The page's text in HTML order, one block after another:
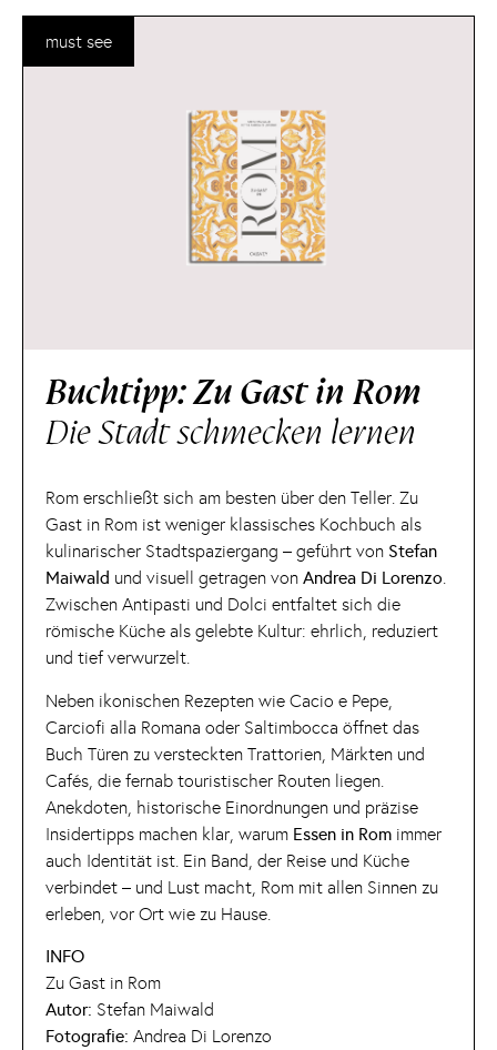
Buchtipp: Zu Gast in Rom
Die Stadt schmecken lernen
Rom erschließt sich am besten über den Teller. Zu
Gast in Rom ist weniger klassisches Kochbuch als
kulinarischer Stadtspaziergang – geführt von Stefan
Maiwald und visuell getragen von Andrea Di Lorenzo.
Zwischen Antipasti und Dolci entfaltet sich die
römische Küche als gelebte Kultur: ehrlich, reduziert
und tief verwurzelt.
Neben ikonischen Rezepten wie Cacio e Pepe,
Carciofi alla Romana oder Saltimbocca öffnet das
Buch Türen zu versteckten Trattorien, Märkten und
Cafés, die fernab touristischer Routen liegen.
Anekdoten, historische Einordnungen und präzise
Insidertipps machen klar, warum Essen in Rom immer
auch Identität ist. Ein Band, der Reise und Küche
verbindet – und Lust macht, Rom mit allen Sinnen zu
erleben, vor Ort wie zu Hause.
INFO
Zu Gast in Rom
Autor: Stefan Maiwald
Fotografie: Andrea Di Lorenzo
must see